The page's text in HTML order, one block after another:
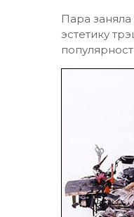
Пара
эстетику